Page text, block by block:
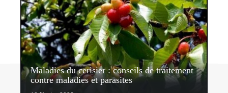
Maladies du cerisier : conseils de traitement
contre maladies et parasites
Contact Mentions légales Sitemap